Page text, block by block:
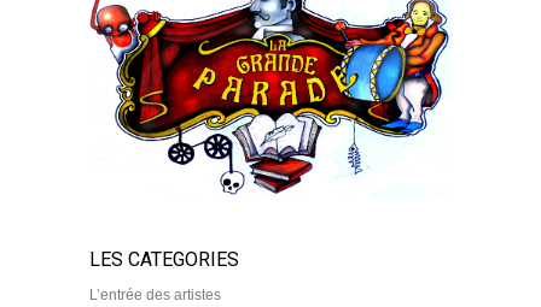
LES CATEGORIES
L’entrée des artistes